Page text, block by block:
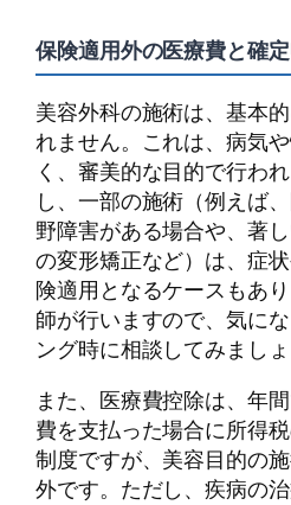
保険適用外の医療費と確
美容外科の施術は、基本
れません。これは、病気
く、審美的な目的で行わ
し、一部の施術（例えば
野障害がある場合や、著
の変形矯正など）は、症
険適用となるケースもあ
師が行いますので、気に
ング時に相談してみましょ
また、医療費控除は、年
費を支払った場合に所得
制度ですが、美容目的の
外です。ただし、疾病の